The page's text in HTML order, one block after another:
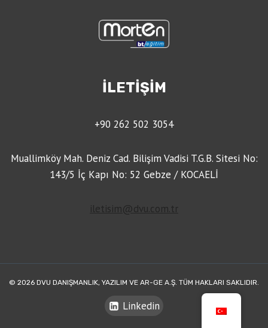
İLETİŞİM
+90 262 502 3054
Muallimköy Mah. Deniz Cad. Bilişim Vadisi T.G.B. Sitesi No:
143/5 İç Kapı No: 52 Gebze / KOCAELİ
iletisim@dvu.com.tr
© 2026 DVU DANIŞMANLIK, YAZILIM VE AR-GE A.Ş. TÜM HAKLARI SAKLIDIR.
Linkedin